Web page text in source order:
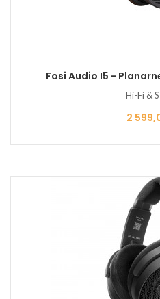
Fosi Audio I5 -
Hi-Fi &
Cena
2